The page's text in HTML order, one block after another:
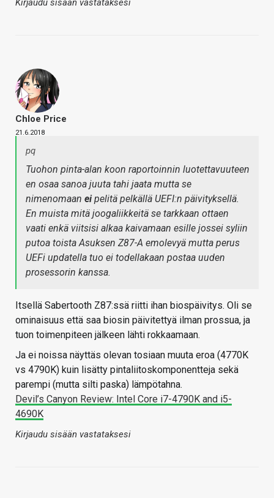
Kirjaudu sisään vastataksesi
Chloe Price
21.6.2018
pq
Tuohon pinta-alan koon raportoinnin luotettavuuteen
en osaa sanoa juuta tahi jaata mutta se
nimenomaan eipelitä pelkällä UEFI:n päivityksellä.
En muista mitä joogaliikkeitä se tarkkaan ottaen
vaati enkä viitsisi alkaa kaivamaan esille jossei syliin
putoa toista Asuksen Z87-A emolevyä mutta perus
UEFi updatella tuo ei todellakaan postaa uuden
prosessorin kanssa.
Itsellä Sabertooth Z87:ssä riitti ihan biospäivitys. Oli se
ominaisuus että saa biosin päivitettyä ilman prossua, ja
tuon toimenpiteen jälkeen lähti rokkaamaan.
Ja ei noissa näyttäs olevan tosiaan muuta eroa (4770K
vs 4790K) kuin lisätty pintaliitoskomponentteja sekä
parempi (mutta silti paska) lämpötahna.
Devil’s Canyon Review: Intel Core i7-4790K and i5-
4690K
Kirjaudu sisään vastataksesi